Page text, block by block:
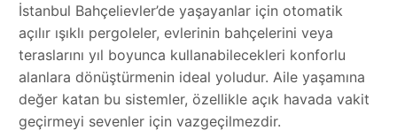
İstanbul Bahçelievler’de yaşayanlar için otomatik
açılır ışıklı pergoleler, evlerinin bahçelerini veya
teraslarını yıl boyunca kullanabilecekleri konforlu
alanlara dönüştürmenin ideal yoludur. Aile yaşamına
değer katan bu sistemler, özellikle açık havada vakit
geçirmeyi sevenler için vazgeçilmezdir.